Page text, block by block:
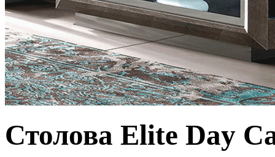
Столова Elite Day